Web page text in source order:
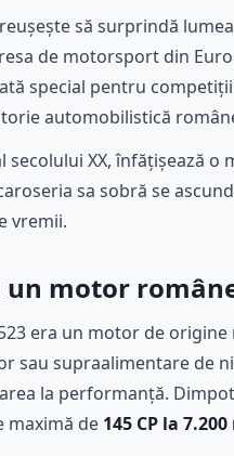
să surprindă
de motorsport din
special pentru
automobilistică
XX, înfățișează o
sa sobră se
vremii.
motor
era un motor de
sau supraalimentare de
la performanță.
maximă de 145 CP la